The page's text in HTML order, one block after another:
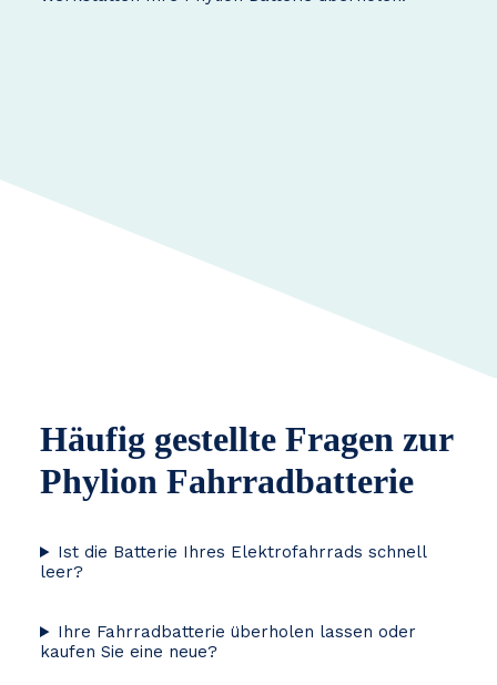
Häufig gestellte Fragen zur
Phylion Fahrradbatterie
Ist die Batterie Ihres Elektrofahrrads schnell
leer?
Ihre Fahrradbatterie überholen lassen oder
kaufen Sie eine neue?